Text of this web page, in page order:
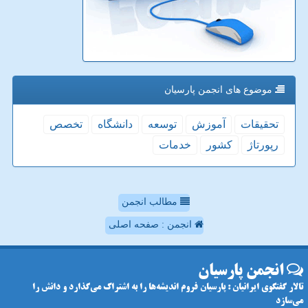
موضوع های انجمن پارسیان
تحقیقات آموزش توسعه دانشگاه
تخصص
رپورتاژ
كشور خدمات
مطالب انجمن
انجمن : صفحه اصلی
انجمن پارسیان
تالار گفتگوی ایرانیان : پارسیان فروم اندیشه‌ها را به اشتراک می‌گذارد و دانش را
می‌سازد